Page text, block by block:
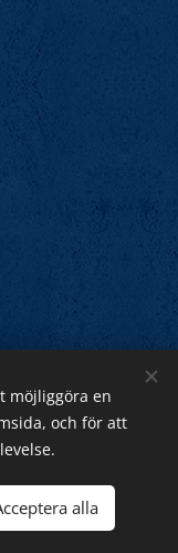
möjliggöra en
och för att
alla